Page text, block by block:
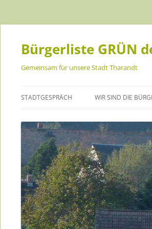
Bürgerliste GRÜN
Gemeinsam für unsere Stadt Tharandt
STADTGESPRÄCH WIR SIND DIE
CHRISTOPH MÜLLER
DANIEL BECKER
HANNA GEIST
INA SCHREINER
JANA FÖRSTER-